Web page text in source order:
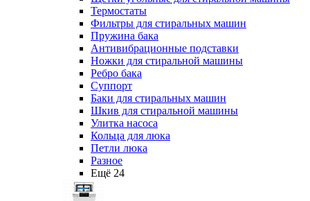
Термостаты
Фильтры для стиральных машин
Пружина бака
Антивибрационные подставки
Ножки для стиральной машины
Ребро бака
Суппорт
Баки для стиральных машин
Шкив для стиральной машины
Улитка насоса
Кольца для люка
Петли люка
Разное
Ещё 24